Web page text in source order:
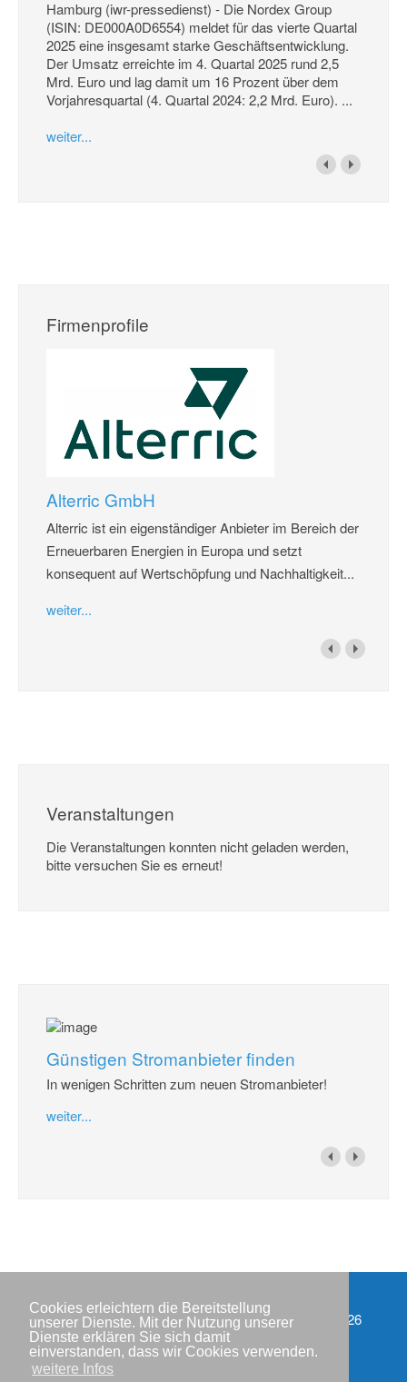
Cookies erleichtern die Bereitstellung
unserer Dienste. Mit der Nutzung unserer
Dienste erklären Sie sich damit
einverstanden, dass wir Cookies verwenden.
weitere Infos
Hamburg (iwr-pressedienst) - Die Nordex Group
(ISIN: DE000A0D6554) meldet für das vierte Quartal
2025 eine insgesamt starke Geschäftsentwicklung.
Der Umsatz erreichte im 4. Quartal 2025 rund 2,5
Mrd. Euro und lag damit um 16 Prozent über dem
Vorjahresquartal (4. Quartal 2024: 2,2 Mrd. Euro). ...
weiter...
Firmenprofile
Alterric GmbH
Alterric ist ein eigenständiger Anbieter im Bereich der
Erneuerbaren Energien in Europa und setzt
konsequent auf Wertschöpfung und Nachhaltigkeit...
weiter...
Veranstaltungen
Die Veranstaltungen konnten nicht geladen werden,
bitte versuchen Sie es erneut!
Günstigen Stromanbieter finden
In wenigen Schritten zum neuen Stromanbieter!
weiter...
Impressum
Datenschutzerklärung
Kontakt
Copyright © IWR 2026